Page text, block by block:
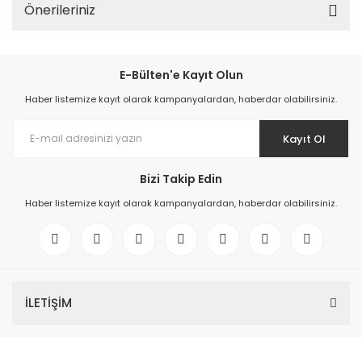
Önerileriniz
E-Bülten'e Kayıt Olun
Haber listemize kayıt olarak kampanyalardan, haberdar olabilirsiniz.
Kayıt Ol
Bizi Takip Edin
Haber listemize kayıt olarak kampanyalardan, haberdar olabilirsiniz.
İLETİŞİM